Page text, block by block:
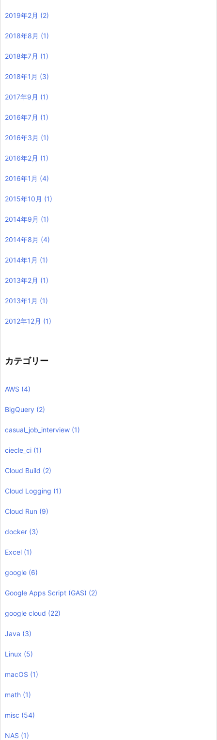
2019年2月 (2)
2018年8月 (1)
2018年7月 (1)
2018年1月 (3)
2017年9月 (1)
2016年7月 (1)
2016年3月 (1)
2016年2月 (1)
2016年1月 (4)
2015年10月 (1)
2014年9月 (1)
2014年8月 (4)
2014年1月 (1)
2013年2月 (1)
2013年1月 (1)
2012年12月 (1)
カテゴリー
AWS (4)
BigQuery (2)
casual_job_interview (1)
ciecle_ci (1)
Cloud Build (2)
Cloud Logging (1)
Cloud Run (9)
docker (3)
Excel (1)
google (6)
Google Apps Script (GAS) (2)
google cloud (22)
Java (3)
Linux (5)
macOS (1)
math (1)
misc (54)
NAS (1)